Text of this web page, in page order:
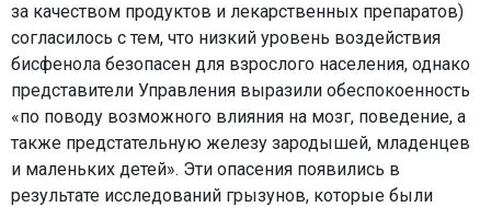
за качеством продуктов и лекарственных препаратов)
согласилось с тем, что низкий уровень воздействия
бисфенола безопасен для взрослого населения, однако
представители Управления выразили обеспокоенность
«по поводу возможного влияния на мозг, поведение, а
также предстательную железу зародышей, младенцев
и маленьких детей». Эти опасения появились в
результате исследований грызунов, которые были